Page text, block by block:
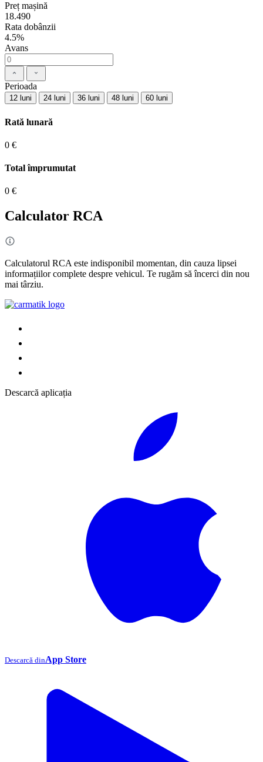
Preț mașină
18.490
Rata dobânzii
4.5%
Avans
Perioada
12 luni 24 luni 36 luni 48 luni 60 luni
Rată lunară
0 €
Total împrumutat
0 €
Calculator RCA
Calculatorul RCA este indisponibil momentan, din cauza lipsei
informațiilor complete despre vehicul. Te rugăm să încerci din nou
mai târziu.
Descarcă aplicația
Descarcă dinApp Store